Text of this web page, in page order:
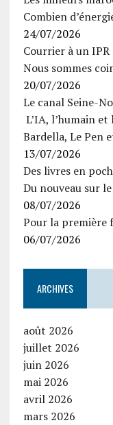
Combien
24/07/2026
Courrier à un IPR
Nous sommes
20/07/2026
Le canal Seine-
L’IA, l’humain
Bardella, Le Pen
13/07/2026
Des livres en
Du nouveau sur
08/07/2026
Pour la première
06/07/2026
ARCHIVES
août 2026
juillet 2026
juin 2026
mai 2026
avril 2026
mars 2026